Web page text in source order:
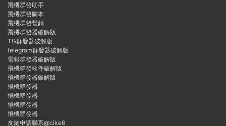
飛機群發助手
飛機群發腳本
飛機群發營銷
飛機群發器破解版
TG群發器破解版
telegram群發器破解版
電報群發器破解版
飛機群發軟件破解版
飛機群發器破解版
飛機群發器
飛機群發器
飛機群發器
飛機群發器
友鏈申請聯系@cike6